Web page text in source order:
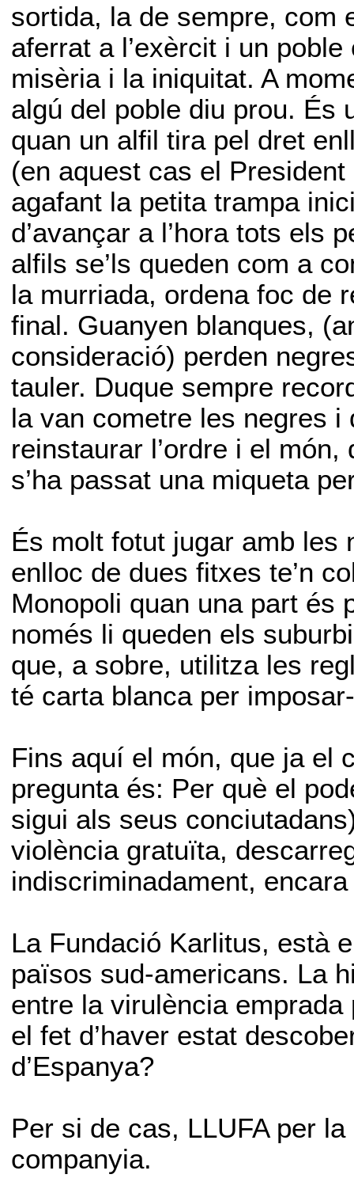
sortida, la de sempre, com
aferrat a l’exèrcit i un
misèria i la iniquitat. A
algú del poble diu prou. És
quan un alfil tira pel dret
(en aquest cas el
agafant la petita trampa
d’avançar a l’hora tots els
alfils se’ls queden com a
la murriada, ordena foc de
final. Guanyen blanques,
consideració) perden
tauler. Duque sempre
la van cometre les negres
reinstaurar l’ordre i el
s’ha passat una miqueta
És molt fotut jugar amb les
enlloc de dues fitxes te’n
Monopoli quan una part és
només li queden els
que, a sobre, utilitza les
té carta blanca per
Fins aquí el món, que ja el
pregunta és: Per què el
sigui als seus
violència gratuïta,
indiscriminadament,
La Fundació Karlitus, està
països sud-americans. La
entre la virulència emprada
el fet d’haver estat
d’Espanya?
Per si de cas, LLUFA per
companyia.